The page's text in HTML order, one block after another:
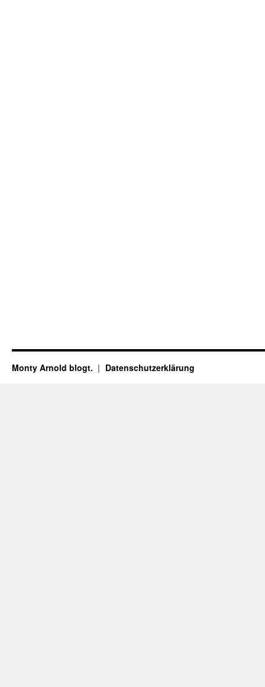
Monty Arnold blogt. Datenschutz­erklärung